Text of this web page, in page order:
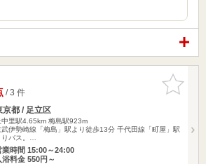
お気に入
りに追加
/ 3 件
京都 / 足立区
中里駅4.65km 梅島駅923m
武伊勢崎線「梅島」駅より徒歩13分 千代田線「町屋」駅
りバス。…
業時間 15:00～24:00
浴料金 550円～